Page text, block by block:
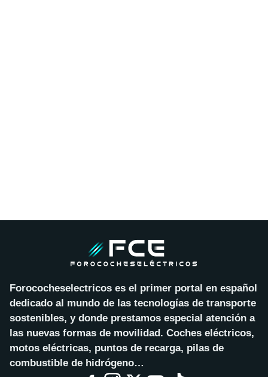
Forococheselectricos es el primer portal en español
dedicado al mundo de las tecnologías de transporte
sostenibles, y donde prestamos especial atención a
las nuevas formas de movilidad. Coches eléctricos,
motos eléctricas, puntos de recarga, pilas de
combustible de hidrógeno…